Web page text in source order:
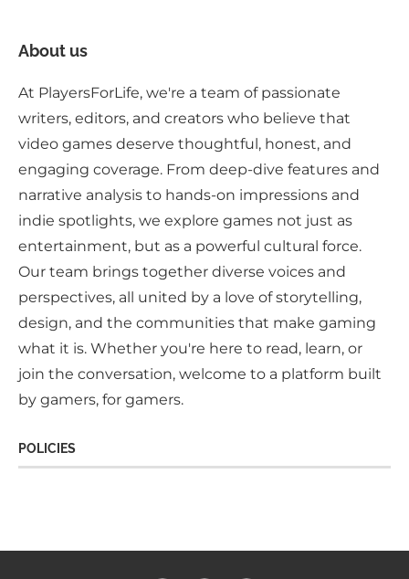
About us
At PlayersForLife, we're a team of passionate
writers, editors, and creators who believe that
video games deserve thoughtful, honest, and
engaging coverage. From deep-dive features and
narrative analysis to hands-on impressions and
indie spotlights, we explore games not just as
entertainment, but as a powerful cultural force.
Our team brings together diverse voices and
perspectives, all united by a love of storytelling,
design, and the communities that make gaming
what it is. Whether you're here to read, learn, or
join the conversation, welcome to a platform built
by gamers, for gamers.
POLICIES